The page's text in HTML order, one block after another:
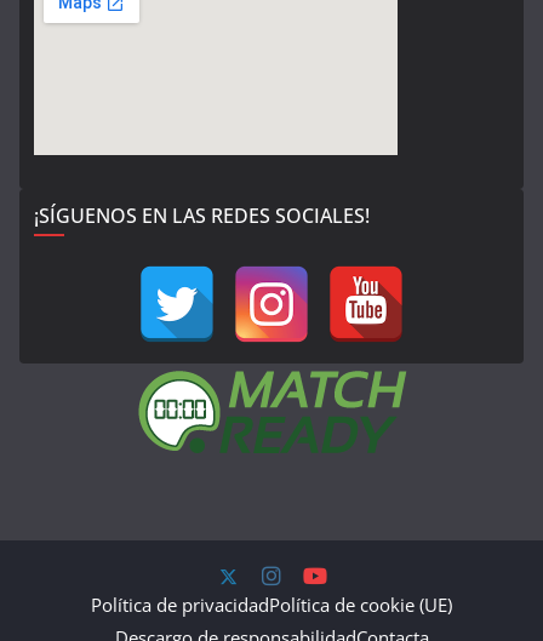
¡SÍGUENOS EN LAS REDES SOCIALES!
Política de privacidadPolítica de cookie (UE)